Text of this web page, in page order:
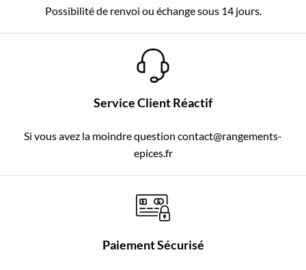
Possibilité de renvoi ou échange sous 14 jours.
Service Client Réactif
Si vous avez la moindre question contact@rangements-
epices.fr
Paiement Sécurisé